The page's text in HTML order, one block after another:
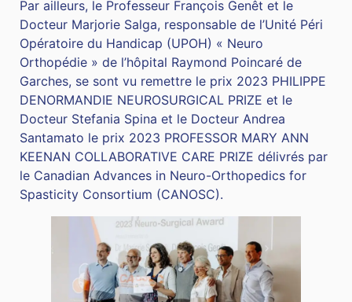
Par ailleurs, le Professeur François Genêt et le
Docteur Marjorie Salga, responsable de l’Unité Péri
Opératoire du Handicap (UPOH) « Neuro
Orthopédie » de l’hôpital Raymond Poincaré de
Garches, se sont vu remettre le prix 2023 PHILIPPE
DENORMANDIE NEUROSURGICAL PRIZE et le
Docteur Stefania Spina et le Docteur Andrea
Santamato le prix 2023 PROFESSOR MARY ANN
KEENAN COLLABORATIVE CARE PRIZE délivrés par
le Canadian Advances in Neuro-Orthopedics for
Spasticity Consortium (CANOSC).